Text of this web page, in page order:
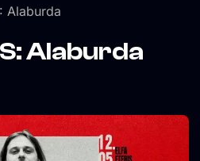
Alaburda
Alaburda